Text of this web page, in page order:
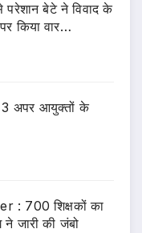
परेशान बेटे ने विवाद के
किया वार…
अपर आयुक्तों के
: 700 शिक्षकों का
ने जारी की जंबो